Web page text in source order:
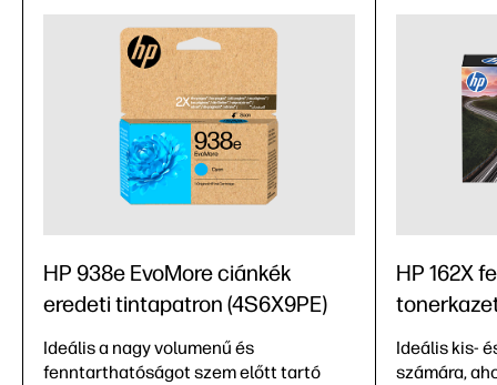
HP 938e EvoMore ciánkék
eredeti tintapatron (4S6X9PE)
Ideális a nagy volumenű és
fenntarthatóságot szem előtt tartó
HP 162X
Ideális kis-
számára,